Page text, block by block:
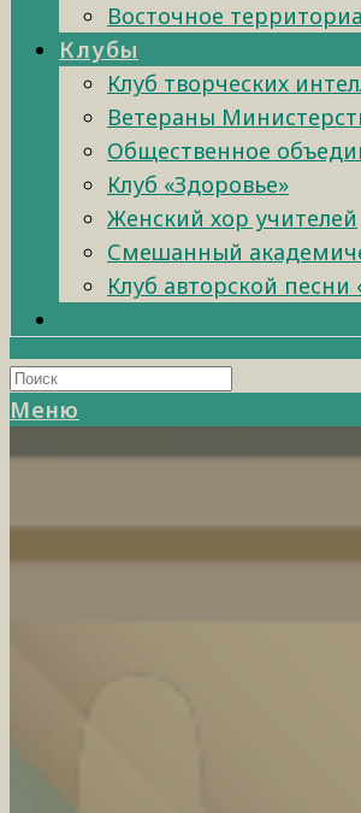
Восточное
Клубы
Клуб творческих
Ветераны
Общественное
Клуб «Здоровье»
Женский хор учителей
Смешанный
Клуб авторской
Меню